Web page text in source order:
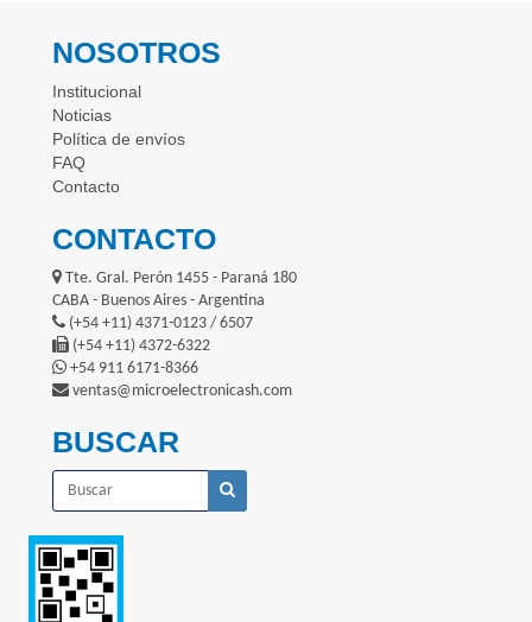
NOSOTROS
Institucional
Noticias
Política de envíos
FAQ
Contacto
CONTACTO
Tte. Gral. Perón 1455 - Paraná 180
CABA - Buenos Aires - Argentina
(+54 +11) 4371-0123 / 6507
(+54 +11) 4372-6322
+54 911 6171-8366
ventas@microelectronicash.com
BUSCAR